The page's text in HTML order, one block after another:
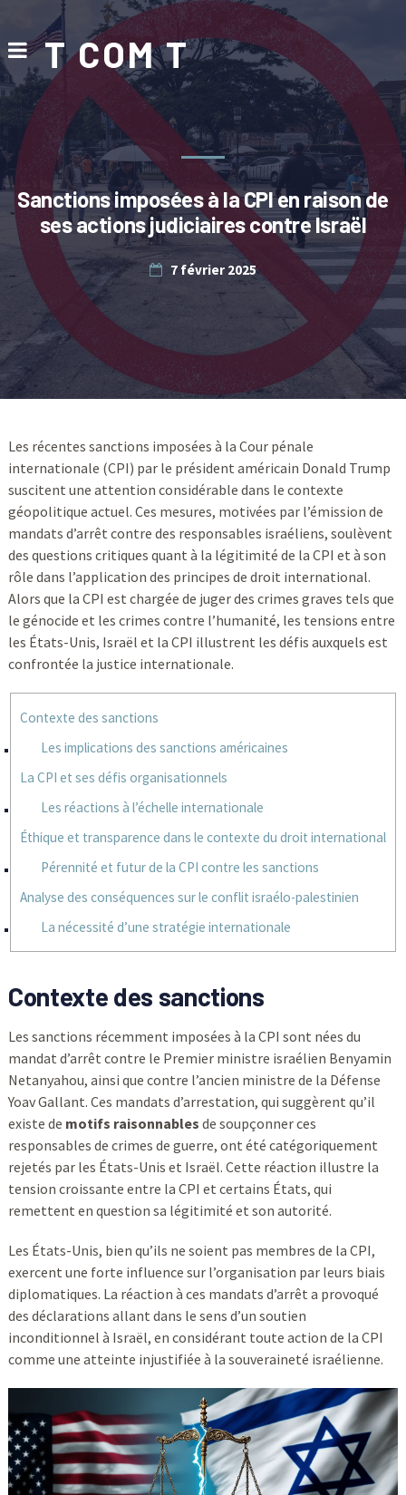
T COM T
Sanctions imposées à la CPI en raison de
ses actions judiciaires contre Israël
7 février 2025
Les récentes sanctions imposées à la Cour pénale
internationale (CPI) par le président américain Donald Trump
suscitent une attention considérable dans le contexte
géopolitique actuel. Ces mesures, motivées par l’émission de
mandats d’arrêt contre des responsables israéliens, soulèvent
des questions critiques quant à la légitimité de la CPI et à son
rôle dans l’application des principes de droit international.
Alors que la CPI est chargée de juger des crimes graves tels que
le génocide et les crimes contre l’humanité, les tensions entre
les États-Unis, Israël et la CPI illustrent les défis auxquels est
confrontée la justice internationale.
Contexte des sanctions
Les implications des sanctions américaines
La CPI et ses défis organisationnels
Les réactions à l’échelle internationale
Éthique et transparence dans le contexte du droit international
Pérennité et futur de la CPI contre les sanctions
Analyse des conséquences sur le conflit israélo-palestinien
La nécessité d’une stratégie internationale
Contexte des sanctions
Les sanctions récemment imposées à la CPI sont nées du
mandat d’arrêt contre le Premier ministre israélien Benyamin
Netanyahou, ainsi que contre l’ancien ministre de la Défense
Yoav Gallant. Ces mandats d’arrestation, qui suggèrent qu’il
existe de motifs raisonnables de soupçonner ces
responsables de crimes de guerre, ont été catégoriquement
rejetés par les États-Unis et Israël. Cette réaction illustre la
tension croissante entre la CPI et certains États, qui
remettent en question sa légitimité et son autorité.
Les États-Unis, bien qu’ils ne soient pas membres de la CPI,
exercent une forte influence sur l’organisation par leurs biais
diplomatiques. La réaction à ces mandats d’arrêt a provoqué
des déclarations allant dans le sens d’un soutien
inconditionnel à Israël, en considérant toute action de la CPI
comme une atteinte injustifiée à la souveraineté israélienne.